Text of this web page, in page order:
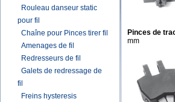
Rouleau danseur static
pour fil
Chaîne pour Pinces tirer fil
Amenages de fil
Redresseurs de fil
Galets de redressage de
fil
Freins hysteresis
Pinces de
mm